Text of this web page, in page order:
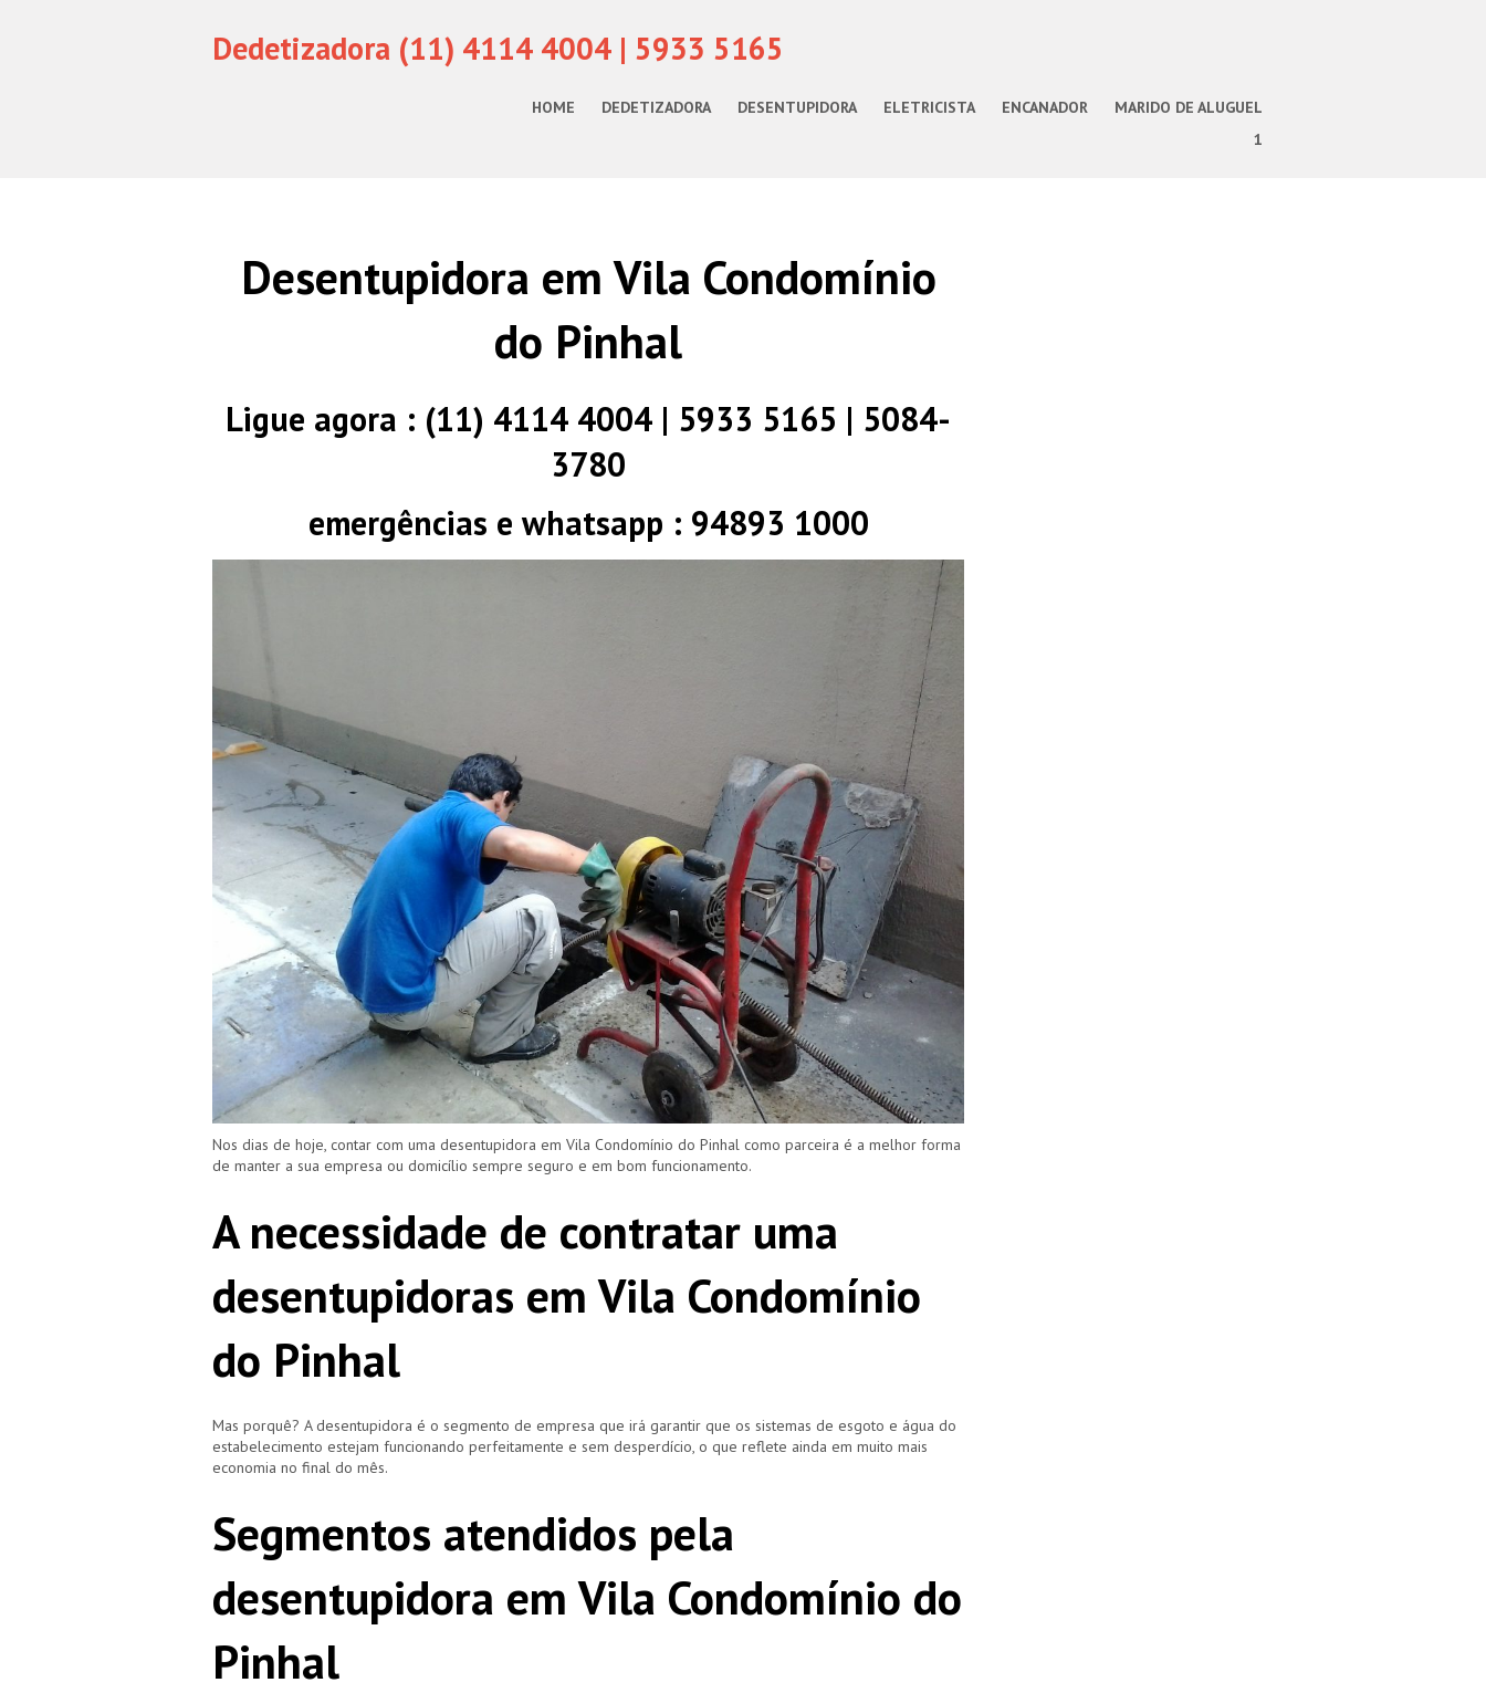
Dedetizadora (11) 4114 4004 | 5933 5165
HOME DEDETIZADORA DESENTUPIDORA ELETRICISTA ENCANADOR
MARIDO DE ALUGUEL
1
Desentupidora em Vila Condomínio
do Pinhal
Ligue agora : (11) 4114 4004 | 5933 5165 | 5084-
3780
emergências e whatsapp : 94893 1000
Nos dias de hoje, contar com uma desentupidora em Vila Condomínio do Pinhal como parceira é a melhor forma
de manter a sua empresa ou domicílio sempre seguro e em bom funcionamento.
A necessidade de contratar uma
desentupidoras em Vila Condomínio
do Pinhal
Mas porquê? A desentupidora é o segmento de empresa que irá garantir que os sistemas de esgoto e água do
estabelecimento estejam funcionando perfeitamente e sem desperdício, o que reflete ainda em muito mais
economia no final do mês.
Segmentos atendidos pela
desentupidora em Vila Condomínio do
Pinhal